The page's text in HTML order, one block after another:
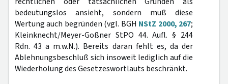
bedeutungslos ansieht, sondern muß diese
Wertung auch begründen (vgl. BGH NStZ 2000, 267;
Kleinknecht/Meyer-Goßner StPO 44. Aufl. § 244
Rdn. 43 a m.w.N.). Bereits daran fehlt es, da der
Ablehnungsbeschluß sich insoweit lediglich auf die
Wiederholung des Gesetzeswortlauts beschränkt.